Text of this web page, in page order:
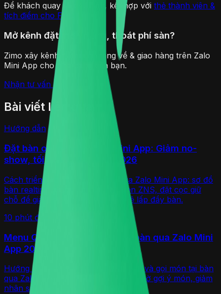
Để khách quay lại đều đặn, kết hợp với thẻ thành viên &
tích điểm cho F&B
Mở kênh đặt món riêng, thoát phí sàn?
Zimo xây kênh đặt món mang về & giao hàng trên Zalo
Mini App cho nhà hàng của bạn.
Nhận tư vấn miễn phí →
Bài viết liên quan
Hướng dẫn
Đặt bàn online qua Zalo Mini App: Giảm no-
show, tối ưu lấp đầy bàn 2026
Cách triển khai đặt bàn online qua Zalo Mini App: sơ đồ
bàn realtime, xác nhận & nhắc hẹn ZNS, đặt cọc giữ
chỗ để giảm no-show và tăng tỷ lệ lấp đầy bàn.
10 phút đọc
Menu QR Code & gọi món tại bàn qua Zalo Mini
App 2026
Hướng dẫn xây dựng menu QR Code và gọi món tại bàn
qua Zalo Mini App: tăng giá trị đơn nhờ gợi ý món, giảm
nhân sự order và đẩy bếp realtime.